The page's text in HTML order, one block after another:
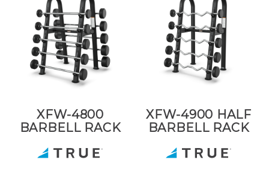
XFW-4800
BARBELL RACK
XFW-4900 HALF
BARBELL RACK